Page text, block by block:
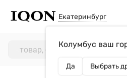
Екатеринбург
Колумбус ваш
Да Выбрать